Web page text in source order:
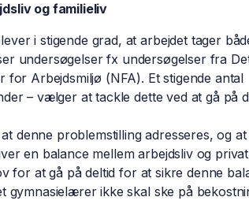
og familieliv
i stigende grad, at arbejdet tager
undersøgelser fx undersøgelser fra
for Arbejdsmiljø (NFA). Et stigende antal
– vælger at tackle dette ved at gå på
denne problemstilling adresseres, og
en balance mellem arbejdsliv og
for at gå på deltid for at sikre denne
gymnasielærer ikke skal ske på